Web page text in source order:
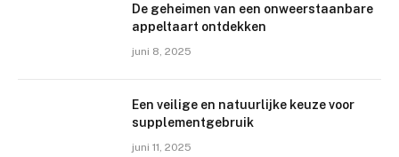
De geheimen van een onweerstaanbare
appeltaart ontdekken
juni 8, 2025
Een veilige en natuurlijke keuze voor
supplementgebruik
juni 11, 2025